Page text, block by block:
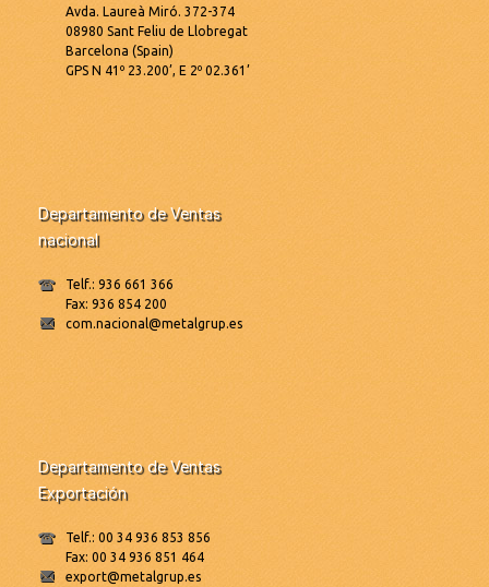
Avda. Laureà Miró. 372-374
08980 Sant Feliu de Llobregat
Barcelona (Spain)
GPS N 41º 23.200’, E 2º 02.361’
Departamento de Ventas
nacional
Telf.: 936 661 366
Fax: 936 854 200
com.nacional@metalgrup.es
Departamento de Ventas
Exportación
Telf.: 00 34 936 853 856
Fax: 00 34 936 851 464
export@metalgrup.es